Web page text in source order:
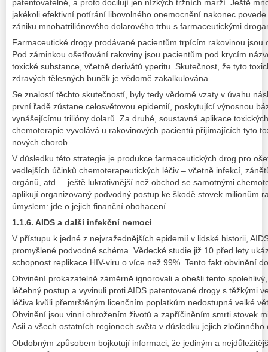
patentovatelné, a proto docilují jen nízkých tržních marží. Ještě
jakékoli efektivní potírání libovolného onemocnění nakonec
zániku mnohatriliónového dolarového trhu s farmaceutickými
Farmaceutické drogy prodávané pacientům trpícím rakovinou jsou
Pod záminkou ošetřování rakoviny jsou pacientům pod krycím
toxické substance, včetně derivátů yperitu. Skutečnost, že tyto
zdravých tělesných buněk je vědomě zakalkulována.
Se znalostí těchto skutečností, byly tedy vědomě vzaty v úvahu
první řadě zůstane celosvětovou epidemií, poskytující výnosnou
vynášejícímu trilióny dolarů. Za druhé, soustavná aplikace
chemoterapie vyvolává u rakovinových pacientů přijímajících tyto
nových chorob.
V důsledku této strategie je produkce farmaceutických drog pro
vedlejších účinků chemoterapeutických léčiv – včetně infekcí,
orgánů, atd. – ještě lukrativnější než obchod se samotnými
aplikují organizovaný podvodný postup ke škodě stovek milionům
úmyslem: jde o jejich finanční obohacení.
1.1.6. AIDS a další infekční nemoci
V přístupu k jedné z nejvražednějších epidemií v lidské historii,
promyšlené podvodné schéma. Vědecké studie již 10 před lety
schopnost replikace HIV-viru o více než 99%. Tento fakt obvinění
Obvinění prokazatelně záměrně ignorovali a obešli tento
léčebný postup a vyvinuli proti AIDS patentované drogy s těžkými
léčiva kvůli přemrštěným licenčním poplatkům nedostupná velké
Obvinění jsou vinni ohrožením životů a zapříčiněním smrti stovek
Asii a všech ostatních regionech světa v důsledku jejich
Obdobným způsobem bojkotují informaci, že jediným a